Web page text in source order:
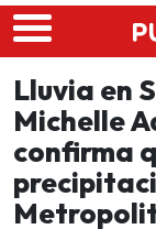
Skip to main
Lluvia en
Michelle
confirma